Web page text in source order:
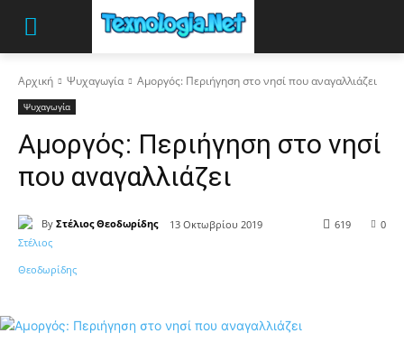
Αρχική Ψυχαγωγία Αμοργός: Περιήγηση στο νησί που αναγαλλιάζει
Ψυχαγωγία
Αμοργός: Περιήγηση στο νησί
που αναγαλλιάζει
By Στέλιος Θεοδωρίδης 13 Οκτωβρίου 2019 0
619